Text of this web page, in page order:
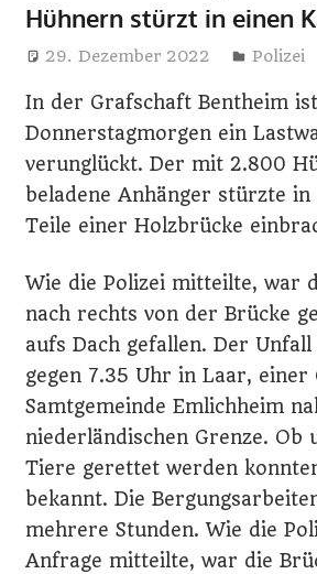
Hühnern stürzt in einen
29. Dezember 2022 Harry
Polizei
In der Grafschaft Bentheim
Donnerstagmorgen ein
verunglückt. Der mit 2.800
beladene Anhänger stürzte in
Teile einer Holzbrücke
Wie die Polizei mitteilte, war
nach rechts von der Brücke
aufs Dach gefallen. Der
gegen 7.35 Uhr in Laar,
Samtgemeinde Emlichheim
niederländischen Grenze. Ob
Tiere gerettet werden
bekannt. Die
mehrere Stunden. Wie die
Anfrage mitteilte, war die